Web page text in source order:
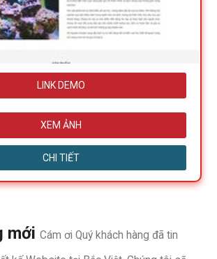
LINK DEMO
XEM ẢNH
CHI TIẾT
mới Cám ơi Quý khách hàng đã tin